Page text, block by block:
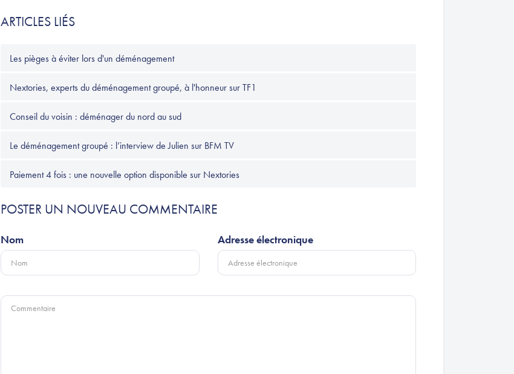
ARTICLES LIÉS
Les pièges à éviter lors d'un déménagement
Nextories, experts du déménagement groupé, à l'honneur sur TF1
Conseil du voisin : déménager du nord au sud
Le déménagement groupé : l’interview de Julien sur BFM TV
Paiement 4 fois : une nouvelle option disponible sur Nextories
POSTER UN NOUVEAU COMMENTAIRE
Nom Adresse électronique
Commentaire